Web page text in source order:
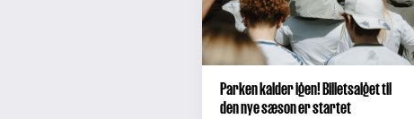
Parken kalder igen! Billetsalget til
den nye sæson er startet